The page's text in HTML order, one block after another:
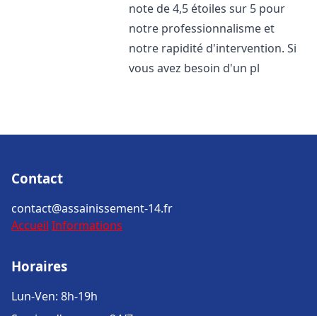
note de 4,5 étoiles sur 5 pour
notre professionnalisme et
notre rapidité d'intervention. Si
vous avez besoin d'un pl
Contact
contact@assainissement-14.fr
Accueil Informations
Horaires
Lun-Ven: 8h-19h